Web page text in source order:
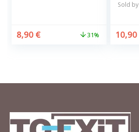
8,90 € 31%
Sold by
10,90